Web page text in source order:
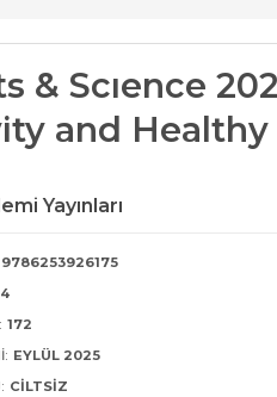
& Scıence
and Healthy
Yayınları
9786253926175
172
EYLÜL 2025
CILTSIZ